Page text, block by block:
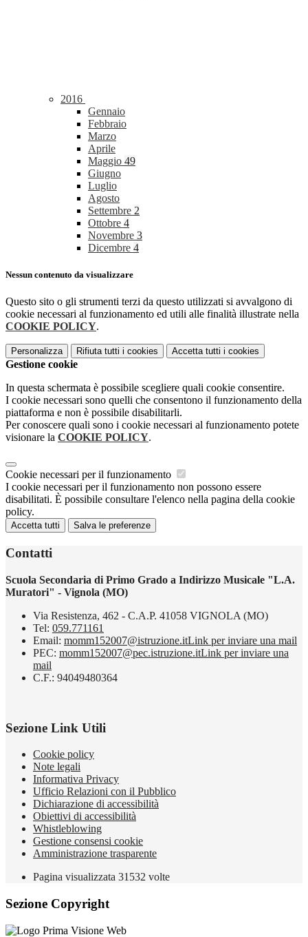
2016
Gennaio
Febbraio
Marzo
Aprile
Maggio 49
Giugno
Luglio
Agosto
Settembre 2
Ottobre 4
Novembre 3
Dicembre 4
Nessun contenuto da visualizzare
Questo sito o gli strumenti terzi da questo utilizzati si avvalgono di
cookie necessari al funzionamento ed utili alle finalità illustrate nella
COOKIE POLICY.
Personalizza Rifiuta tutti i cookies Accetta tutti i cookies
Gestione cookie
In questa schermata è possibile scegliere quali cookie consentire.
I cookie necessari sono quelli che consentono il funzionamento della
piattaforma e non è possibile disabilitarli.
Per conoscere quali sono i cookie necessari al funzionamento potete
visionare la COOKIE POLICY.
Cookie necessari per il funzionamento
I cookie necessari per il funzionamento non possono essere
disabilitati. È possibile consultare l'elenco nella pagina della cookie
policy.
Accetta tutti Salva le preferenze
Contatti
Scuola Secondaria di Primo Grado a Indirizzo Musicale "L.A.
Muratori" - Vignola (MO)
Via Resistenza, 462 - C.A.P. 41058 VIGNOLA (MO)
Tel: 059.771161
Email: momm152007@istruzione.itLink per inviare una mail
PEC: momm152007@pec.istruzione.itLink per inviare una
mail
C.F.: 94049480364
Sezione Link Utili
Cookie policy
Note legali
Informativa Privacy
Ufficio Relazioni con il Pubblico
Dichiarazione di accessibilità
Obiettivi di accessibilità
Whistleblowing
Gestione consensi cookie
Amministrazione trasparente
Pagina visualizzata 31532 volte
Sezione Copyright